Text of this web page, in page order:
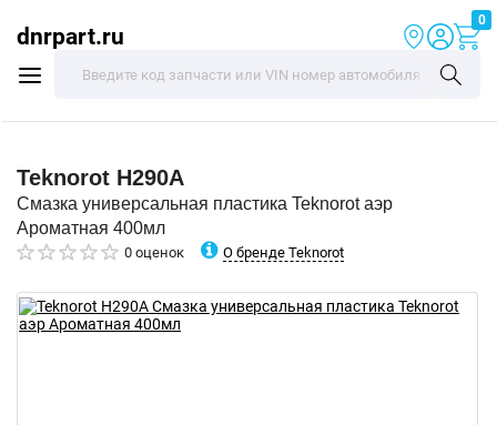
dnrpart.ru
0
Teknorot H290A
Смазка универсальная пластика Teknorot аэр
Ароматная 400мл
0 оценок О бренде Teknorot